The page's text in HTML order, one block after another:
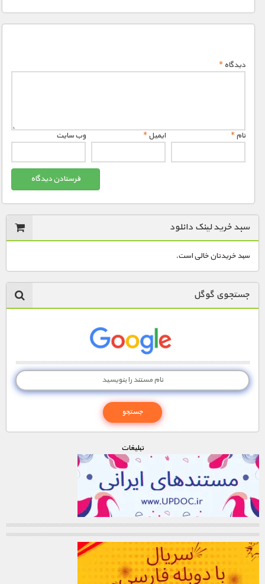
دیدگاه*
نام* ایمیل* وب‌ سایت
سبد خرید لینک دانلود
سبد خریدتان خالی است.
جستجوی گوگل
تبليغات